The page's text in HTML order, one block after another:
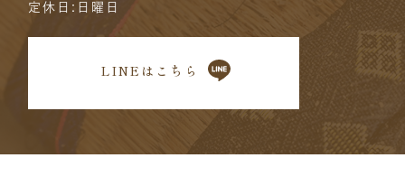
定休日:日曜日
LINEはこちら